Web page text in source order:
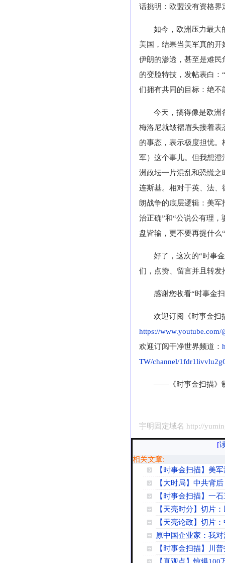
话挑明：欧盟没有资格界
如今，欧洲压力最大
美国，结果当美军真的
伊朗的渗透，甚至是难
的变脸特技，发帖表白
们拥有共同的目标：绝不
今天，搞得像是欧洲
梅洛尼就皱褶眉头接着
的事态，表示极度担忧
军）这个事儿。但我想澄
洲政坛一片混乱和恐慌
连斯基。相对于英、法
朗战争的底层逻辑：美
治正确”和“公说公有理
盘皆输，更不要再提什么
好了，这次的“时事
们，点赞、留言并且转
感谢您收看“时事金
欢迎订阅《时事金扫
https://www.youtube.com/
欢迎订阅干净世界频道：
TW/channel/
——《时事金扫描》
宇明固定域名 http://
[
相关文章:
【时事金扫描】美
【大时局】中共背
【时事金扫描】一
【天亮时分】切片
【天亮论政】切片
原中国企业家：我
【时事金扫描】川